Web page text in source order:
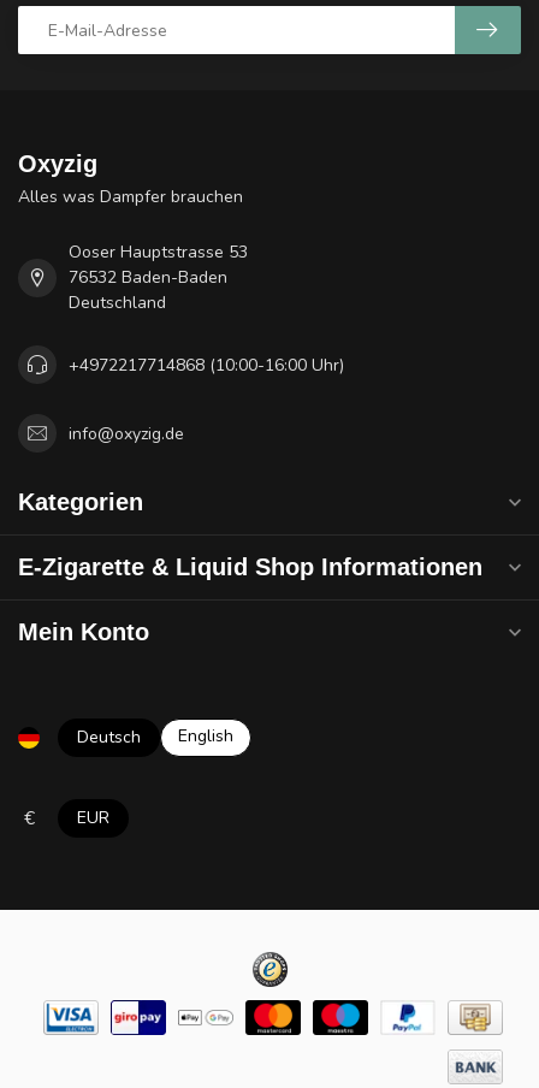
Oxyzig
Alles was Dampfer brauchen
Ooser Hauptstrasse 53
76532 Baden-Baden
Deutschland
+4972217714868 (10:00-16:00 Uhr)
info@oxyzig.de
Kategorien
E-Zigarette & Liquid Shop Informationen
Mein Konto
Deutsch English
€ EUR